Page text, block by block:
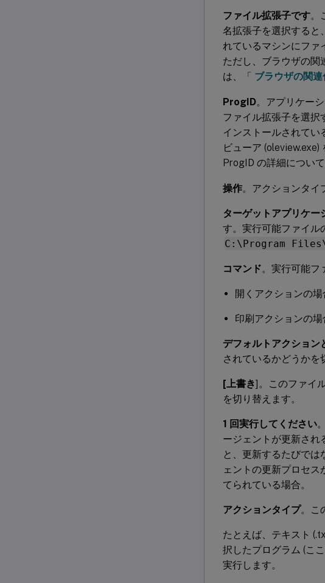
ファイル拡張子です。
名拡張子を選択すると
れているマシンにファ
ただし、ブラウザの関
は、「 ブラウザの関連
ProgID。アプリケー
ファイル拡張子を選択
インストールされてい
ビューア (oleview.exe)
ProgID の詳細につい
操作。アクションタイ
ターゲットアプリケー
す。実行可能ファイル
C:\Program
コマンド。実行可能フ
開くアクションの場
印刷アクションの場
デフォルトアクション
されているかどうかを
[上書き]。このファイ
を切り替えます。
1 回実行してください
ージェントが更新され
と、更新するたびで
ェントの更新プロセ
てられている場合。
アクションタイプ。こ
たとえば、テキスト
択したプログラム (こ
実行します。